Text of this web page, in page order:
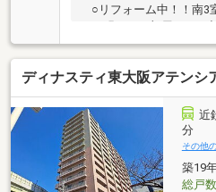
○リフォーム中！！南3
新駅の開業予定もあり、
ディナスティ東大阪アテン
近
分
その他
築19
総戸数